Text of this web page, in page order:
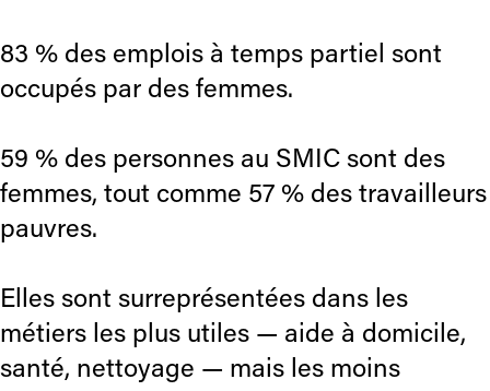
83 % des emplois à temps partiel sont
occupés par des femmes.
59 % des personnes au SMIC sont des
femmes, tout comme 57 % des travailleurs
pauvres.
Elles sont surreprésentées dans les
métiers les plus utiles — aide à domicile,
santé, nettoyage — mais les moins